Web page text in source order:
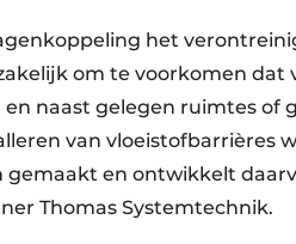
het
om te voorkomen dat
naast gelegen ruimtes of
van vloeistofbarrières
gemaakt en ontwikkelt
Thomas Systemtechnik.